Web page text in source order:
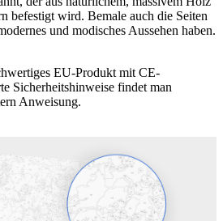
befestigt wird. Bemale auch die Seiten
und modisches Aussehen haben.
EU-Produkt mit CE-
Sicherheitshinweise findet man
Anweisung.